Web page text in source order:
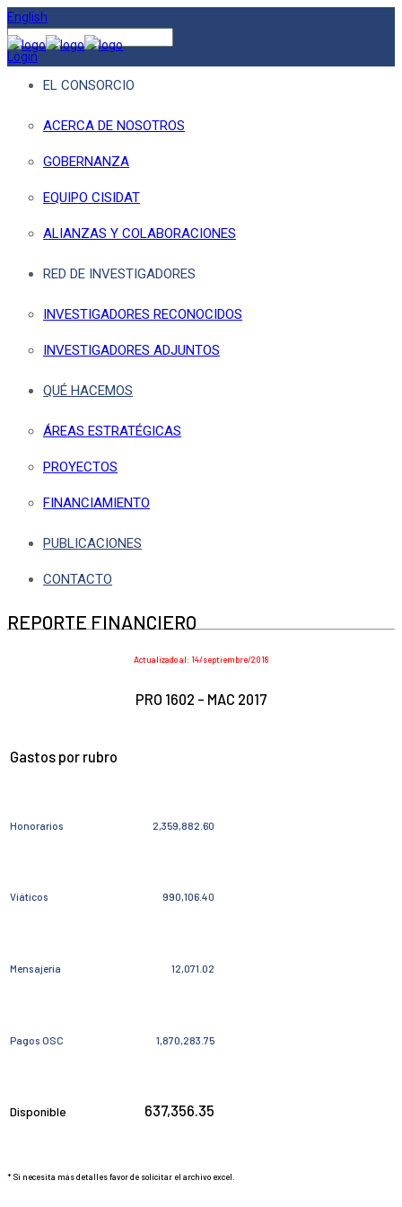
English
Login
EL CONSORCIO
ACERCA DE NOSOTROS
GOBERNANZA
EQUIPO CISIDAT
ALIANZAS Y COLABORACIONES
RED DE INVESTIGADORES
INVESTIGADORES RECONOCIDOS
INVESTIGADORES ADJUNTOS
QUÉ HACEMOS
ÁREAS ESTRATÉGICAS
PROYECTOS
FINANCIAMIENTO
PUBLICACIONES
CONTACTO
REPORTE FINANCIERO
Actualizado al: 14/septiembre/2018
PRO 1602 – MAC 2017
Gastos por rubro
Honorarios 2,359,882.60
Viáticos 990,106.40
Mensajería 12,071.02
Pagos OSC 1,870,283.75
Disponible 637,356.35
* Si necesita más detalles favor de solicitar el archivo excel.